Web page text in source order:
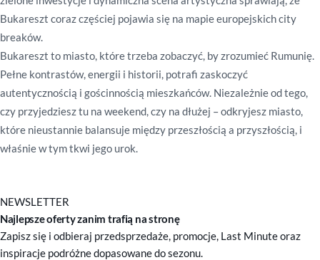
Bukareszt coraz częściej pojawia się na mapie europejskich city
breaków.
Bukareszt to miasto, które trzeba zobaczyć, by zrozumieć Rumunię.
Pełne kontrastów, energii i historii, potrafi zaskoczyć
autentycznością i gościnnością mieszkańców. Niezależnie od tego,
czy przyjedziesz tu na weekend, czy na dłużej – odkryjesz miasto,
które nieustannie balansuje między przeszłością a przyszłością, i
właśnie w tym tkwi jego urok.
NEWSLETTER
Najlepsze oferty zanim trafią na stronę
Zapisz się i odbieraj przedsprzedaże, promocje, Last Minute oraz
inspiracje podróżne dopasowane do sezonu.